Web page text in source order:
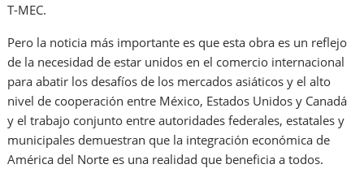
T-MEC.
Pero la noticia más importante es que esta obra es un reflejo
de la necesidad de estar unidos en el comercio internacional
para abatir los desafíos de los mercados asiáticos y el alto
nivel de cooperación entre México, Estados Unidos y Canadá
y el trabajo conjunto entre autoridades federales, estatales y
municipales demuestran que la integración económica de
América del Norte es una realidad que beneficia a todos.